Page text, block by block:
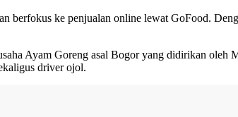
berfokus ke penjualan online lewat GoFood.
Ayam Goreng asal Bogor yang didirikan oleh
driver ojol.